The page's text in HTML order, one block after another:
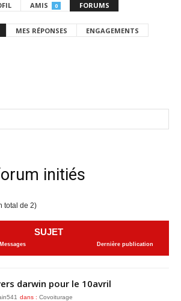
AMIS 0 FORUMS
MES RÉPONSES ENGAGEMENTS
initiés
total de 2)
SUJET
Messages Dernière publication
darwin pour le 10avril
dans : Covoiturage